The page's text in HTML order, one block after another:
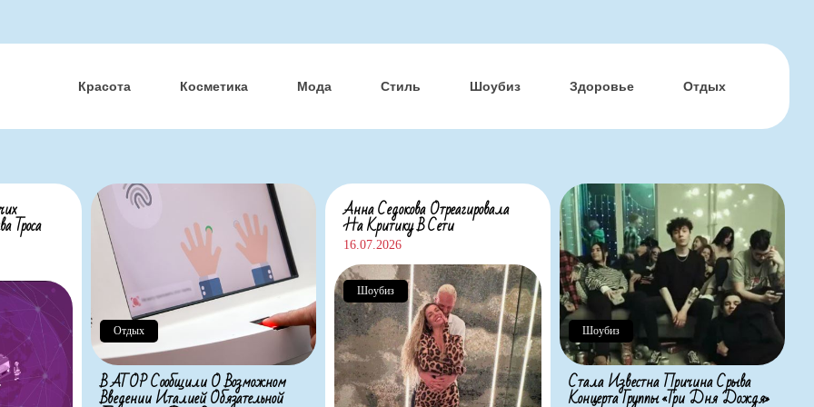
Красота Косметика Мода Стиль Шоубиз Здоровье Отдых
Троса
Отдых
В АТОР Сообщили О Возможном
Введении Италией Обязательной
Анна Седокова Отреагировала
На Критику В Сети
16.07.2026
Шоубиз
Шоубиз
Стала Известна Причина Срыва
Концерта Группы «Три Дня Дождя»